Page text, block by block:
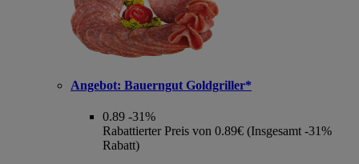
Angebot: Bauerngut Goldgriller*
0.89 -31%
Rabattierter Preis von 0.89€ (Insgesamt -31%
Rabatt)